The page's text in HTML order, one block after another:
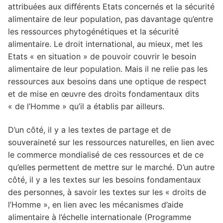
attribuées aux diﬀérents Etats concernés et la sécurité
alimentaire de leur population, pas davantage qu’entre
les ressources phytogénétiques et la sécurité
alimentaire. Le droit international, au mieux, met les
Etats « en situation » de pouvoir couvrir le besoin
alimentaire de leur population. Mais il ne relie pas les
ressources aux besoins dans une optique de respect
et de mise en œuvre des droits fondamentaux dits
« de l’Homme » qu’il a établis par ailleurs.
D’un côté, il y a les textes de partage et de
souveraineté sur les ressources naturelles, en lien avec
le commerce mondialisé de ces ressources et de ce
qu’elles permettent de mettre sur le marché. D’un autre
côté, il y a les textes sur les besoins fondamentaux
des personnes, à savoir les textes sur les « droits de
l’Homme », en lien avec les mécanismes d’aide
alimentaire à l’échelle internationale (Programme